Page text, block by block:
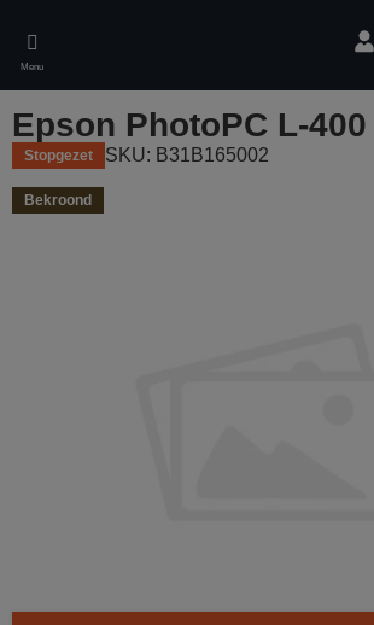
main
content
Menu
Epson PhotoPC L-400
Stopgezet SKU: B31B165002
Bekroond